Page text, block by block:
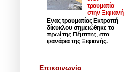
τραυματία
στην Ξιφιανή
Ενας τραυματίας Εκτροπή
δίκυκλου σημειώθηκε το
πρωί της Πέμπτης, στα
φανάρια της Ξιφιανής.
Επικοινωνία